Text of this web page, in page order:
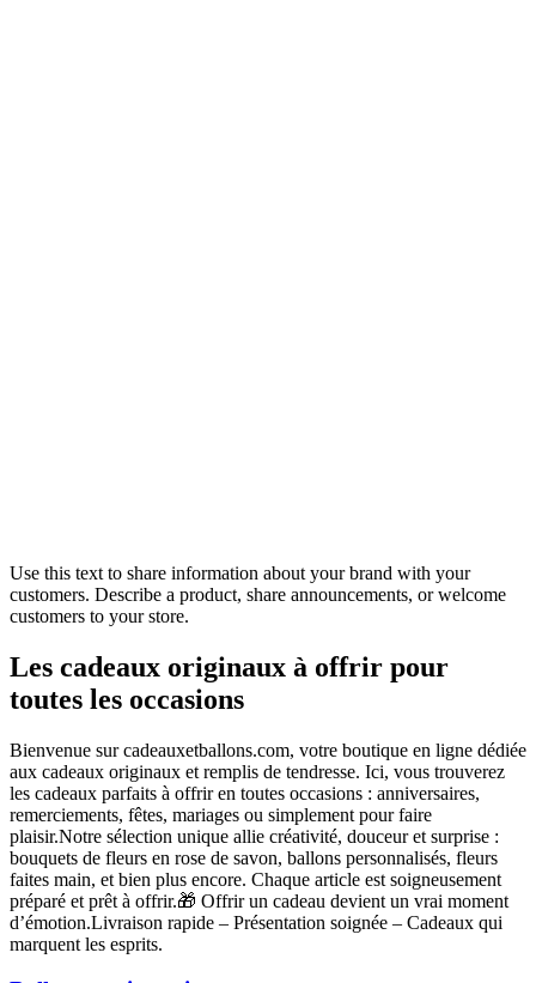
Use this text to share information about your brand with your
customers. Describe a product, share announcements, or welcome
customers to your store.
Les cadeaux originaux à offrir pour
toutes les occasions
Bienvenue sur cadeauxetballons.com, votre boutique en ligne dédiée
aux cadeaux originaux et remplis de tendresse. Ici, vous trouverez
les cadeaux parfaits à offrir en toutes occasions : anniversaires,
remerciements, fêtes, mariages ou simplement pour faire
plaisir.Notre sélection unique allie créativité, douceur et surprise :
bouquets de fleurs en rose de savon, ballons personnalisés, fleurs
faites main, et bien plus encore. Chaque article est soigneusement
préparé et prêt à offrir.🎁 Offrir un cadeau devient un vrai moment
d’émotion.Livraison rapide – Présentation soignée – Cadeaux qui
marquent les esprits.